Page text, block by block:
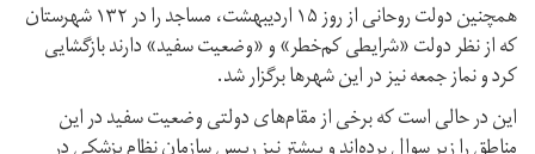
همچنین دولت روحانی از روز ۱۵ اردیبهشت، مساجد را در ۱۳۲ شهرستان
که از نظر دولت «شرایطی کم‌خطر» و «وضعیت سفید» دارند بازگشایی
کرد و نماز جمعه نیز در این شهرها برگزار ‌شد.
این در حالی است که برخی از مقام‌های دولتی وضعیت سفید در این